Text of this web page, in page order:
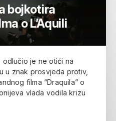
bojkotira
o L’Aquili
odlučio je ne otići na
u znak prosvjeda protiv,
filma “Draquila” o
vlada vodila krizu